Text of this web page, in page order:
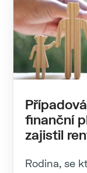
finanční
zajistil
Rodina, se